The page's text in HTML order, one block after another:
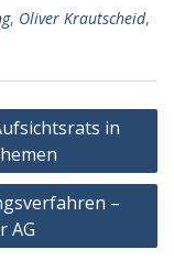
, Oliver Krautscheid,
in
–
AG